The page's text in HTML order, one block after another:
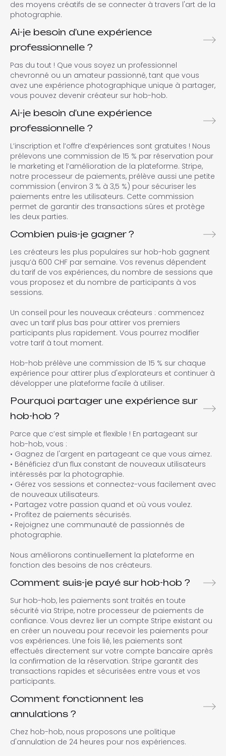
des moyens créatifs de se connecter à travers l'art de la
photographie.
Ai-je besoin d’une expérience
professionnelle ?
Pas du tout ! Que vous soyez un professionnel
chevronné ou un amateur passionné, tant que vous
avez une expérience photographique unique à partager,
vous pouvez devenir créateur sur hob-hob.
Ai-je besoin d’une expérience
professionnelle ?
L’inscription et l’offre d’expériences sont gratuites ! Nous
prélevons une commission de 15 % par réservation pour
le marketing et l’amélioration de la plateforme. Stripe,
notre processeur de paiements, prélève aussi une petite
commission (environ 3 % à 3,5 %) pour sécuriser les
paiements entre les utilisateurs. Cette commission
permet de garantir des transactions sûres et protège
les deux parties.
Combien puis-je gagner ?
Les créateurs les plus populaires sur hob-hob gagnent
jusqu’à 600 CHF par semaine. Vos revenus dépendent
du tarif de vos expériences, du nombre de sessions que
vous proposez et du nombre de participants à vos
sessions.
Un conseil pour les nouveaux créateurs : commencez
avec un tarif plus bas pour attirer vos premiers
participants plus rapidement. Vous pourrez modifier
votre tarif à tout moment.
Hob-hob prélève une commission de 15 % sur chaque
expérience pour attirer plus d'explorateurs et continuer à
développer une plateforme facile à utiliser.
Pourquoi partager une expérience sur
hob-hob ?
Parce que c’est simple et flexible ! En partageant sur
hob-hob, vous :
• Gagnez de l'argent en partageant ce que vous aimez.
• Bénéficiez d’un flux constant de nouveaux utilisateurs
intéressés par la photographie.
• Gérez vos sessions et connectez-vous facilement avec
de nouveaux utilisateurs.
• Partagez votre passion quand et où vous voulez.
• Profitez de paiements sécurisés.
• Rejoignez une communauté de passionnés de
photographie.
Nous améliorons continuellement la plateforme en
fonction des besoins de nos créateurs.
Comment suis-je payé sur hob-hob ?
Sur hob-hob, les paiements sont traités en toute
sécurité via Stripe, notre processeur de paiements de
confiance. Vous devrez lier un compte Stripe existant ou
en créer un nouveau pour recevoir les paiements pour
vos expériences. Une fois lié, les paiements sont
effectués directement sur votre compte bancaire après
la confirmation de la réservation. Stripe garantit des
transactions rapides et sécurisées entre vous et vos
participants.
Comment fonctionnent les
annulations ?
Chez hob-hob, nous proposons une politique
d'annulation de 24 heures pour nos expériences.